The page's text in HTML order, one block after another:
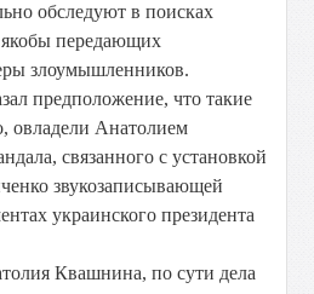
обследуют в поисках
передающих
злоумышленников.
предположение, что такие
овладели Анатолием
связанного с установкой
звукозаписывающей
украинского президента
Квашнина, по сути дела